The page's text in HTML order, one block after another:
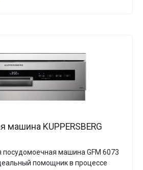
машина KUPPERSBERG
машина GFM 6073
помощник в процессе